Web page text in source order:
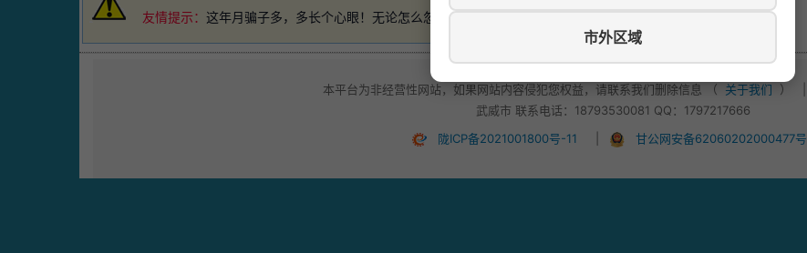
市外区域
友情提示： 这年月骗子多，多长个心眼！无论怎么忽悠，不要轻易付款！
本平台为非经营性网站，如果网站内容侵犯您权益，请联系我们删除信息 （ 关于我们 ）
武威市 联系电话：18793530081 QQ：1797217666
陇ICP备2021001800号-11
甘公网安备62060202000477号